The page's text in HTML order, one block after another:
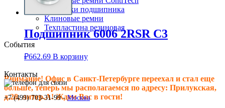
Сальники подшипника
Клиновые ремни
Техпластина резиновая
События
Внимание! Офис в Санкт-Петербурге переехал и стал еще
больше, теперь мы располагаемся по адресу: Прилукская,
д.28, литер.А! Ждем Вас в гости!
Подшипник 6006 2RSR C3
₽662.69 В корзину
Контакты
+7 (499) 703-31-99 -Москва